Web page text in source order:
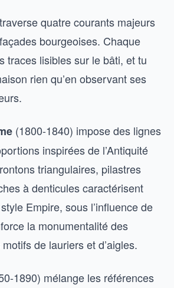
quatre courants majeurs
bourgeoises. Chaque
traces lisibles sur le bâti, et tu
rien qu’en observant ses
(1800-1840) impose des lignes
inspirées de l’Antiquité
triangulaires, pilastres
à denticules caractérisent
Empire, sous l’influence de
la monumentalité des
de lauriers et d’aigles.
1890) mélange les références